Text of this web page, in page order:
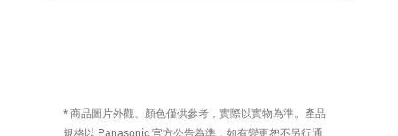
* 商品圖片外觀、顏色僅供參考，實際以實物為準。產品
規格以 Panasonic 官方公告為準，如有變更恕不另行通